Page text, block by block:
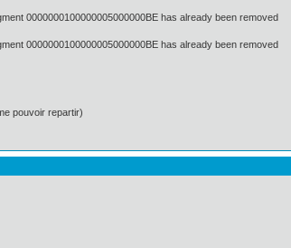
0000000100000005000000BE has already been removed
0000000100000005000000BE has already been removed
pouvoir repartir)